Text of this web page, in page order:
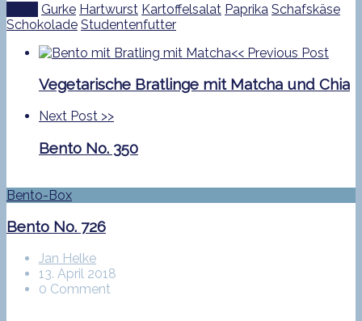
Gurke Hartwurst Kartoffelsalat Paprika Schafskäse
Schokolade Studentenfutter
<< Previous Post
Vegetarische Bratlinge mit Matcha und Chia
Next Post >>
Bento No. 350
Bento-Box
Bento No. 726
Jan Helke
13. April 2018
0 Comment